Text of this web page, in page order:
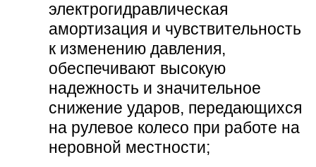
электрогидравлическая
амортизация и чувствительность
к изменению давления,
обеспечивают высокую
надежность и значительное
снижение ударов, передающихся
на рулевое колесо при работе на
неровной местности;